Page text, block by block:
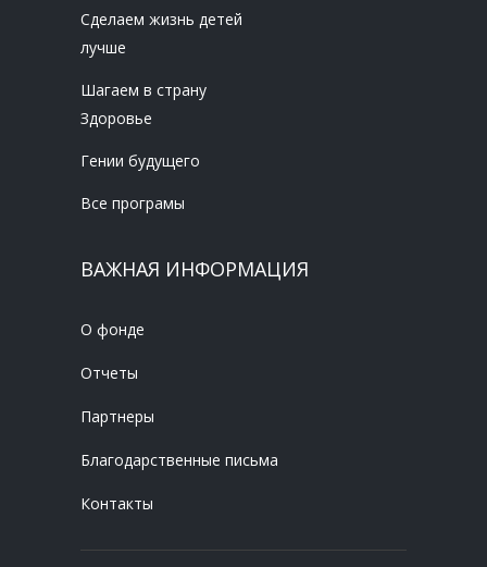
Сделаем жизнь детей
лучше
Шагаем в страну
Здоровье
Гении будущего
Все програмы
ВАЖНАЯ ИНФОРМАЦИЯ
О фонде
Отчеты
Партнеры
Благодарственные письма
Контакты